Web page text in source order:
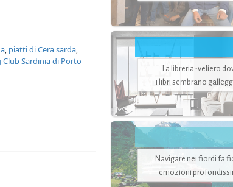
piatti di Cera sarda
Sardinia di Porto
La libreria-veliero
i libri sembrano
Navigare nei fiordi fa
emozioni